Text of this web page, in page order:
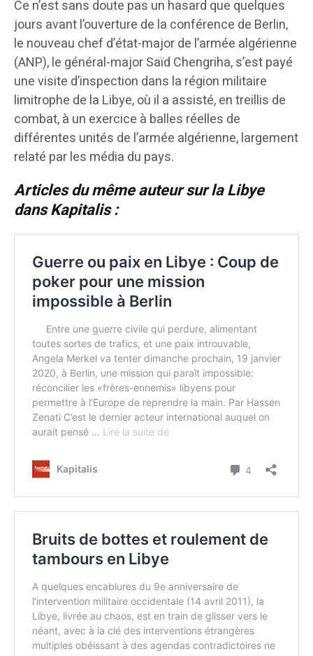
Ce n’est sans doute pas un hasard que quelques
jours avant l’ouverture de la conférence de Berlin,
le nouveau chef d’état-major de l’armée algérienne
(ANP), le général-major Saïd Chengriha, s’est payé
une visite d’inspection dans la région militaire
limitrophe de la Libye, où il a assisté, en treillis de
combat, à un exercice à balles réelles de
différentes unités de l’armée algérienne, largement
relaté par les média du pays.
Articles du même auteur sur la Libye
dans Kapitalis :